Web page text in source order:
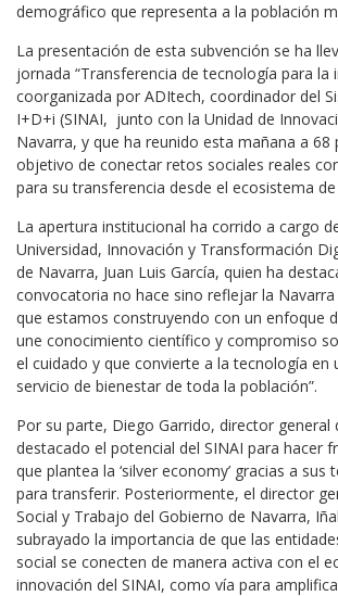
demográfico que representa a la población
La presentación de esta subvención se ha
jornada “Transferencia de tecnología para la
coorganizada por ADItech, coordinador del
I+D+i (SINAI, junto con la Unidad de
Navarra, y que ha reunido esta mañana a 68
objetivo de conectar retos sociales reales
para su transferencia desde el ecosistema
La apertura institucional ha corrido a cargo
Universidad, Innovación y Transformación
de Navarra, Juan Luis García, quien ha
convocatoria no hace sino reflejar la
que estamos construyendo con un enfoque
une conocimiento científico y compromiso
el cuidado y que convierte a la tecnología en
servicio de bienestar de toda la población”.
Por su parte, Diego Garrido, director general
destacado el potencial del SINAI para hacer
que plantea la ‘silver economy’ gracias a sus
para transferir. Posteriormente, el director
Social y Trabajo del Gobierno de Navarra,
subrayado la importancia de que las
social se conecten de manera activa con el
innovación del SINAI, como vía para